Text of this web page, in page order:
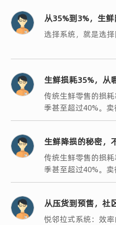
从35%到3%，生
选择系统，就是选
生鲜损耗35%，从
传统生鲜零售的损
季甚至超过40%。
生鲜降损的秘密，
构更聪明
传统生鲜零售的损
季甚至超过40%。
从压货到预售，社
系统开始
悦邻拉式系统：效